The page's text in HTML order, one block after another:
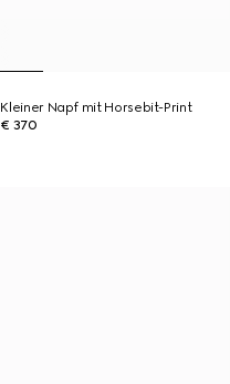
Kleiner Napf mit Horsebit-Print
€ 370